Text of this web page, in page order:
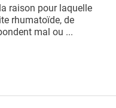
raison pour laquelle
rhumatoïde, de
mal ou ...